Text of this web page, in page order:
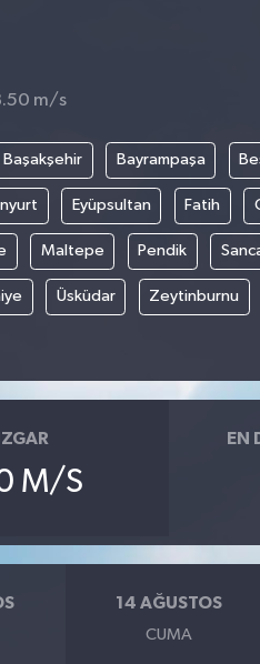
m/s
Başakşehir Bayrampaşa
Eyüpsultan Fatih
Maltepe Pendik
Üsküdar Zeytinburnu
M/S
EN
14 AĞUSTOS
CUMA